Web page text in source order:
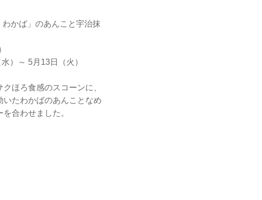
かば」のあんこと宇治抹
）～ 5月13日（火）
ほろ食感のスコーンに、
いたわかばのあんことなめ
合わせました。